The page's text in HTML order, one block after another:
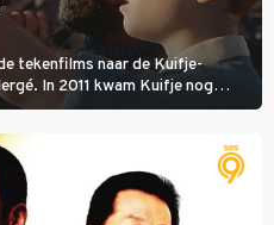
tekenfilms naar de Kuifje-
In 2011 kwam Kuifje nog
of Tintin van Steven Spielberg.